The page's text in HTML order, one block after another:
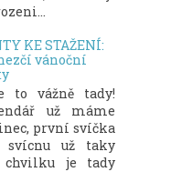
KE STAŽENÍ:
vánoční
to vážně tady!
už máme
první svíčka
svícnu už taky
chvilku je tady